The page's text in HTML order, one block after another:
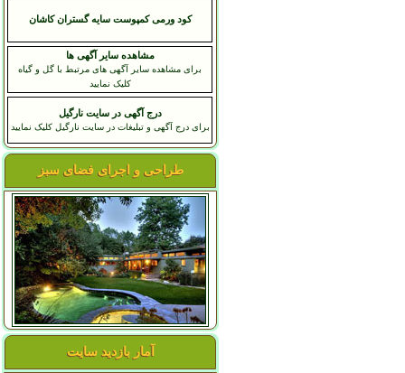
کود ورمی کمپوست سایه گستران کاشان
مشاهده سایر آگهی ها
برای مشاهده سایر آگهی های مرتبط با گل و گیاه
کلیک نمایید
درج آگهی در سایت نارگیل
برای درج آگهی و تبلیغات در سایت نارگیل کلیک نمایید
طراحی و اجرای فضای سبز
آمار بازدید سایت